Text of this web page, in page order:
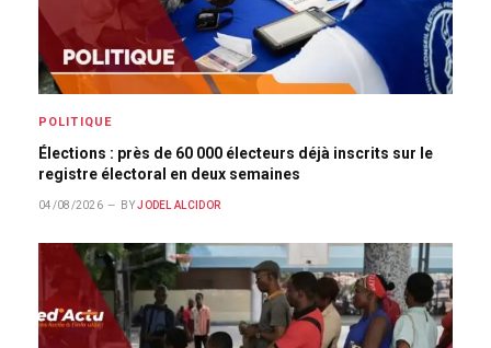
POLITIQUE
Élections : près de 60 000 électeurs déjà inscrits sur le
registre électoral en deux semaines
04/08/2026 BY JODEL ALCIDOR